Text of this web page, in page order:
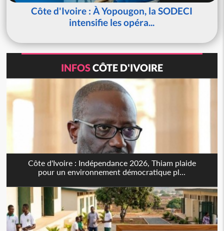
Côte d'Ivoire : À Yopougon, la SODECI
intensifie les opéra...
INFOSCÔTE D'IVOIRE
Côte d'Ivoire : Indépendance 2026, Thiam plaide
pour un environnement démocratique pl...